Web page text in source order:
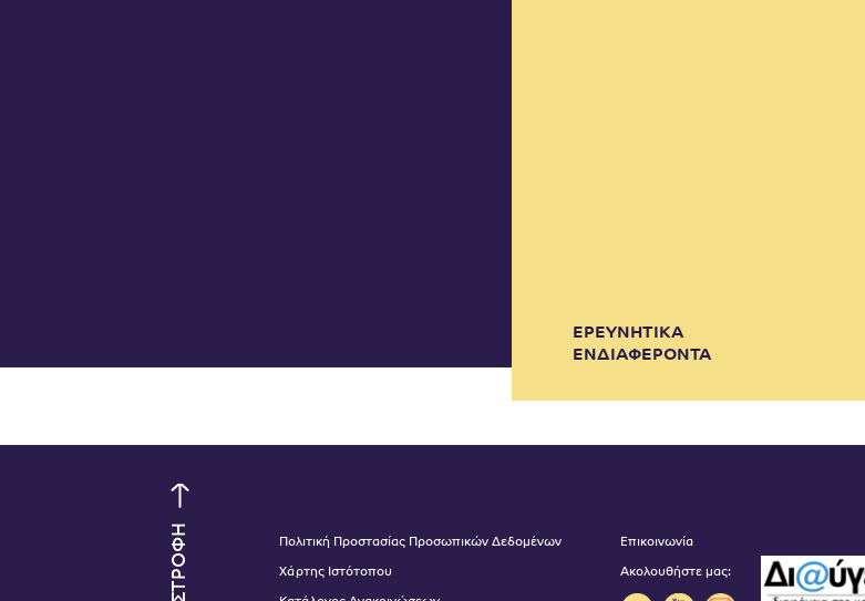
ΕΡΕΥΝΗΤΙΚΑ
ΕΝΔΙΑΦΕΡΟΝΤΑ
ΕΠΙΣΤΡΟΦΗ Πολιτική Προστασίας Προσωπικών Δεδομένων
Χάρτης Ιστότοπου
Επικοινωνία
Ακολουθήστε μας: